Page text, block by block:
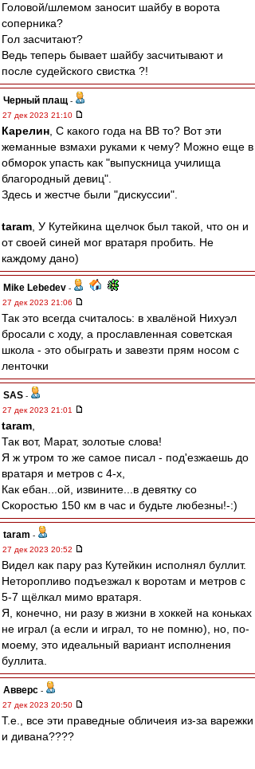
Головой/шлемом заносит шайбу в ворота
соперника?
Гол засчитают?
Ведь теперь бывает шайбу засчитывают и
после судейского свистка ?!
Черный плащ -
27 дек 2023 21:10
Карелин , С какого года на ВВ то? Вот эти
жеманные взмахи руками к чему? Можно еще в
обморок упасть как "выпускница училища
благородный девиц".
Здесь и жестче были "дискуссии".
taram , У Кутейкина щелчок был такой, что он и
от своей синей мог вратаря пробить. Не
каждому дано)
Mike Lebedev -
27 дек 2023 21:06
Так это всегда считалось: в хвалёной Нихуэл
бросали с ходу, а прославленная советская
школа - это обыграть и завезти прям носом с
ленточки
SAS -
27 дек 2023 21:01
taram
Так вот, Марат, золотые слова!
Я ж утром то же самое писал - под'езжаешь до
вратаря и метров с 4-х,
Как ебан...ой, извините...в девятку со
Скоростью 150 км в час и будьте любезны!-:)
taram -
27 дек 2023 20:52
Видел как пару раз Кутейкин исполнял буллит.
Неторопливо подъезжал к воротам и метров с
5-7 щёлкал мимо вратаря.
Я, конечно, ни разу в жизни в хоккей на коньках
не играл (а если и играл, то не помню), но, по-
моему, это идеальный вариант исполнения
буллита.
Авверс -
27 дек 2023 20:50
Т.е., все эти праведные обличеия из-за варежки
и дивана????